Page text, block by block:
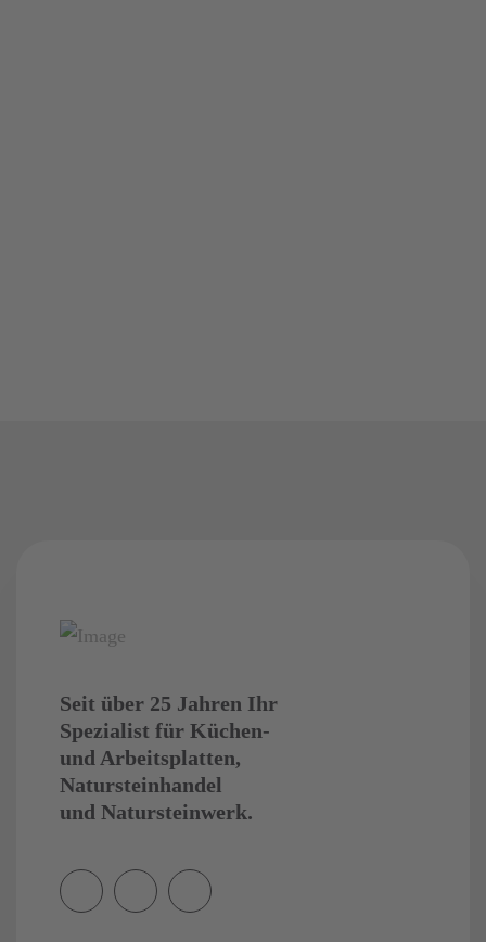
Seit über 25 Jahren Ihr
Spezialist für Küchen-
und Arbeitsplatten,
Natursteinhandel
und Natursteinwerk.